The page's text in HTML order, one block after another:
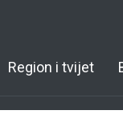
Region i tvijet